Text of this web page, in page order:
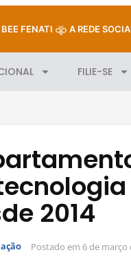
FENATI A REDE
FILIE-SE
2014
Postado em 6 de março